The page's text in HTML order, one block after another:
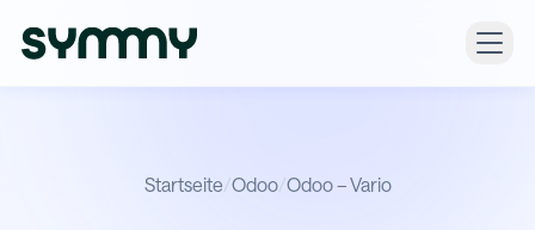
Startseite/Odoo/Odoo – Vario